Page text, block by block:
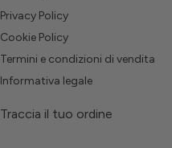
Privacy Policy
Cookie Policy
Termini e condizioni di vendita
Informativa legale
Traccia il tuo ordine